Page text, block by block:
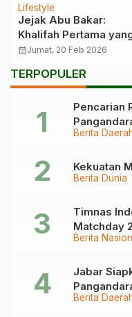
Lifestyle
Jejak Abu Bakar:
Khalifah Pertama
Menggetarkan Langit
calendar_monthJumat, 20 Feb 2026
TERPOPULER
Berita
Pencarian
Berita Dunia
Kekuatan
Berita
Timnas
Matchday
Garuda!
Berita
Jabar